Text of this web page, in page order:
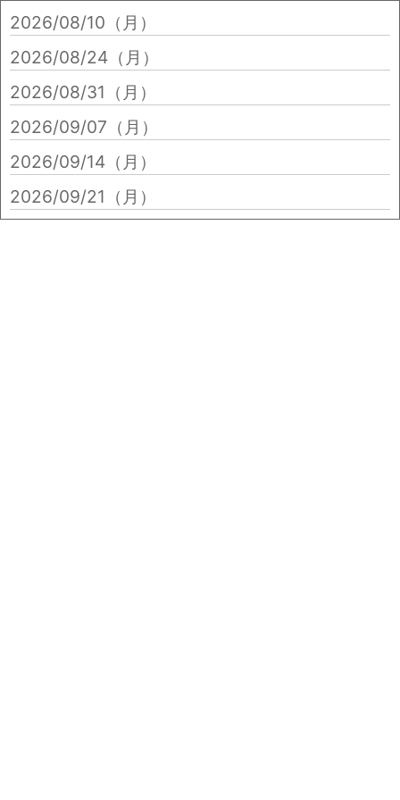
2026/08/10（月）
2026/08/24（月）
2026/08/31（月）
2026/09/07（月）
2026/09/14（月）
2026/09/21（月）